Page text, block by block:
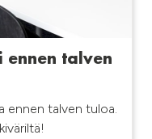
ennen talven
ennen talven tuloa.